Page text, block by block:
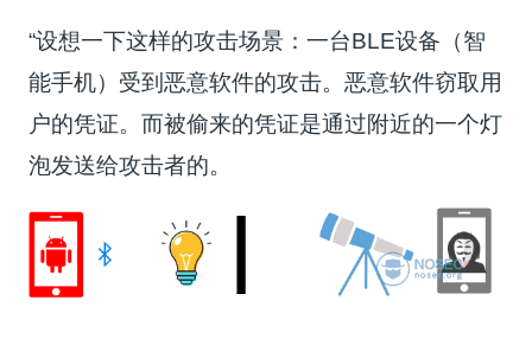
“设想一下这样的攻击场景：一台BLE设备（智
能手机）受到恶意软件的攻击。恶意软件窃取用
户的凭证。而被偷来的凭证是通过附近的一个灯
泡发送给攻击者的。